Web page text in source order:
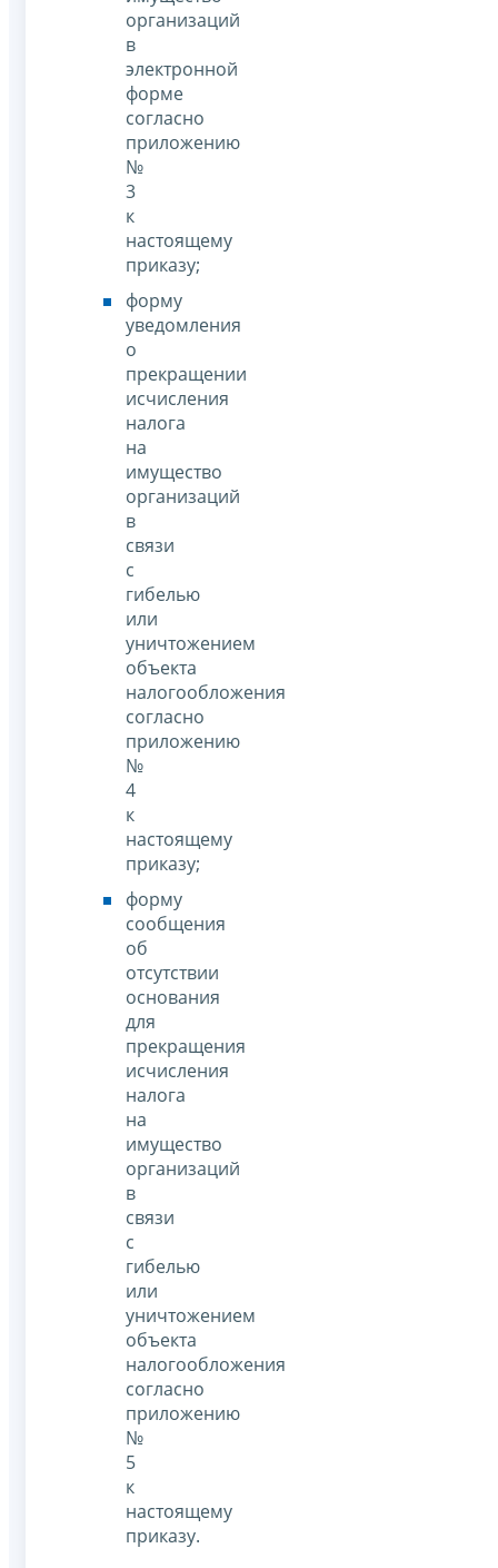
организаций
в
электронной
форме
согласно
приложению
№
3
к
настоящему
приказу;
форму
уведомления
о
прекращении
исчисления
налога
на
имущество
организаций
в
связи
с
гибелью
или
уничтожением
объекта
налогообложения
согласно
приложению
№
4
к
настоящему
приказу;
форму
сообщения
об
отсутствии
основания
для
прекращения
исчисления
налога
на
имущество
организаций
в
связи
с
гибелью
или
уничтожением
объекта
налогообложения
согласно
приложению
№
5
к
настоящему
приказу.